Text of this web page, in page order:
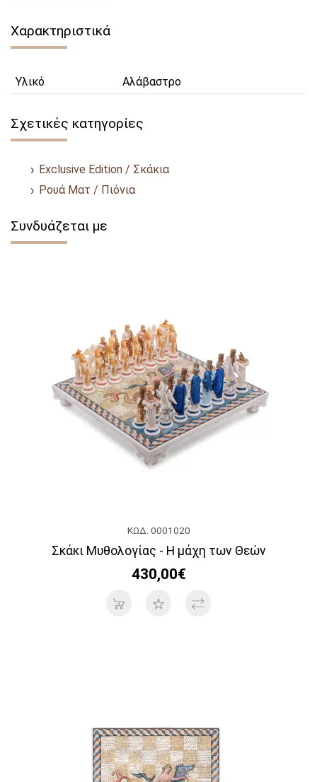
Χαρακτηριστικά
Υλικό Αλάβαστρο
Σχετικές κατηγορίες
Exclusive Edition / Σκάκια
Ρουά Ματ / Πιόνια
Συνδυάζεται με
ΚΩΔ. 0001020
Σκάκι Μυθολογίας - Η μάχη των Θεών
430,00€